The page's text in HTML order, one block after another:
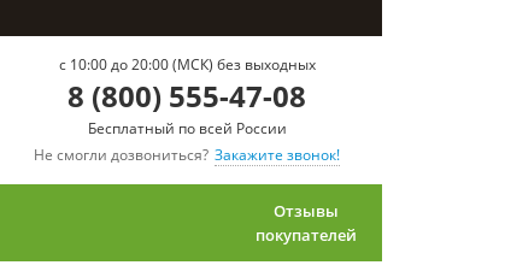
c 10:00 до 20:00 (МСК) без выходных
8 (800) 555-47-08
Бесплатный по всей России
Не смогли дозвониться? Закажите звонок!
Отзывы
покупателей